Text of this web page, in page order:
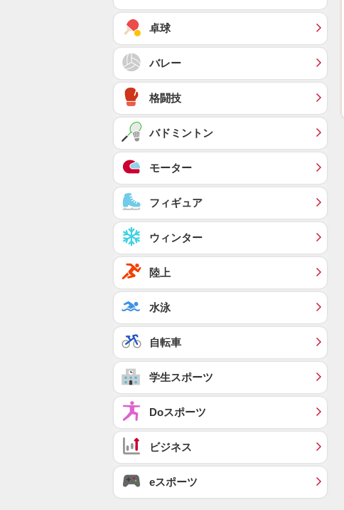
卓球
バレー
格闘技
バドミントン
モーター
フィギュア
ウィンター
陸上
水泳
自転車
学生スポーツ
Doスポーツ
ビジネス
eスポーツ